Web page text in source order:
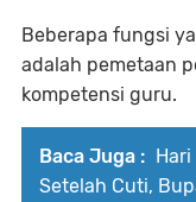
Beberapa fungsi
adalah pemetaan
kompetensi guru.
Baca Juga :
Setelah Cuti,